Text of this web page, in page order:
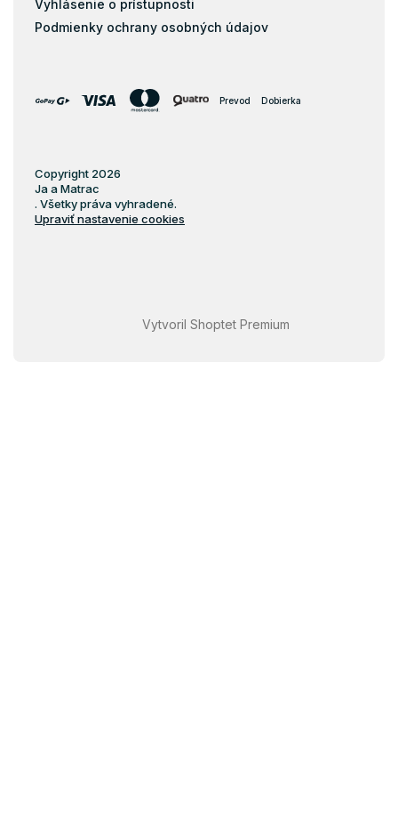
Vyhlásenie o prístupnosti
Podmienky ochrany osobných údajov
Prevod Dobierka
Vytvoril Shoptet Premium
Copyright 2026
Ja a Matrac
. Všetky práva vyhradené.
Upraviť nastavenie cookies